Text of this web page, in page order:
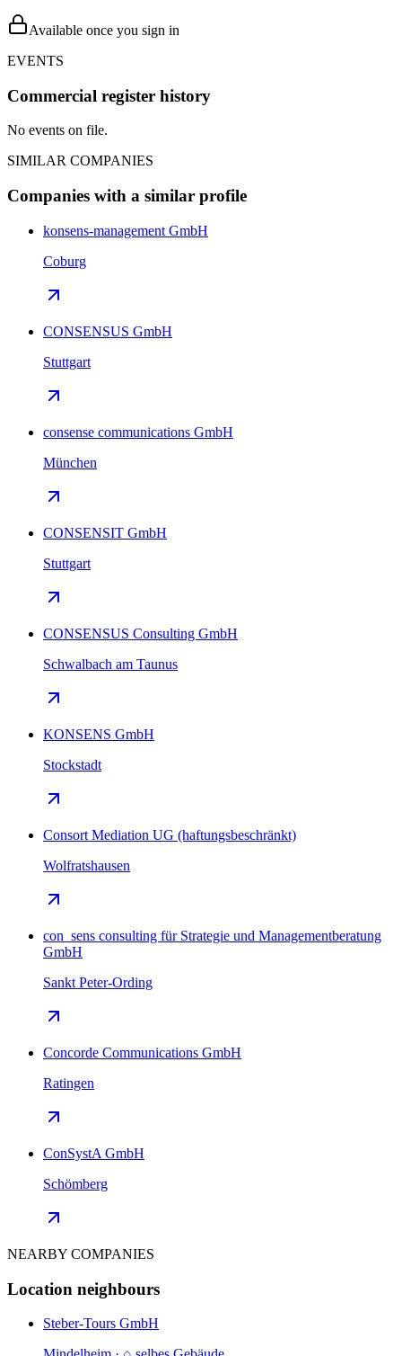
Available once you sign in
EVENTS
Commercial register history
No events on file.
SIMILAR COMPANIES
Companies with a similar profile
konsens-management GmbH
Coburg
CONSENSUS GmbH
Stuttgart
consense communications GmbH
München
CONSENSIT GmbH
Stuttgart
CONSENSUS Consulting GmbH
Schwalbach am Taunus
KONSENS GmbH
Stockstadt
Consort Mediation UG (haftungsbeschränkt)
Wolfratshausen
con_sens consulting für Strategie und Managementberatung
GmbH
Sankt Peter-Ording
Concorde Communications GmbH
Ratingen
ConSystA GmbH
Schömberg
NEARBY COMPANIES
Location neighbours
Steber-Tours GmbH